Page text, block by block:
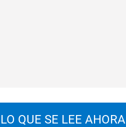
LO QUE SE LEE AHORA